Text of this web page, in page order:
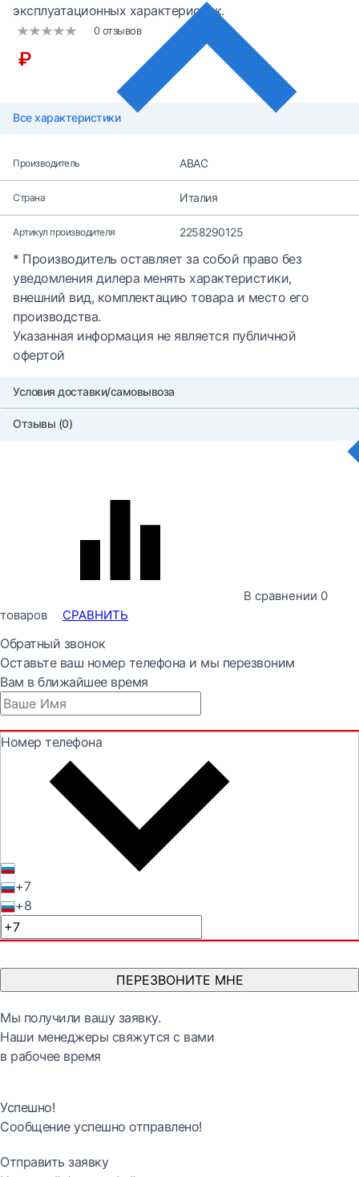
эксплуатационных характеристик.
0 отзывов
₽
Все характеристики
Производитель ABAC
Страна Италия
Артикул производителя 2258290125
* Производитель оставляет за собой право без
уведомления дилера менять характеристики,
внешний вид, комплектацию товара и место его
производства.
Указанная информация не является публичной
офертой
Условия доставки/самовывоза
Отзывы (0)
В сравнении 0
товаров
СРАВНИТЬ
Обратный звонок
Оставьте ваш номер телефона и мы перезвоним
Вам в ближайшее время
Номер телефона
+7
+8
ПЕРЕЗВОНИТЕ МНЕ
Мы получили вашу заявку.
Наши менеджеры свяжутся с вами
в рабочее время
Успешно!
Сообщение успешно отправлено!
Отправить заявку